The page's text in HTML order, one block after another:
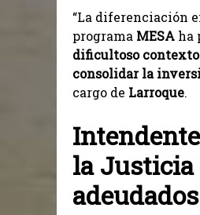
“La diferenciación
programa MESA ha
dificultoso
consolidar la
cargo de Larroque.
la Justicia
adeudados